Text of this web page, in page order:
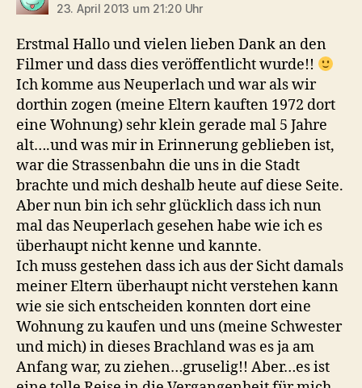
23. April 2013 um 21:20 Uhr
Erstmal Hallo und vielen lieben Dank an den
Filmer und dass dies veröffentlicht wurde!!
Ich komme aus Neuperlach und war als wir
dorthin zogen (meine Eltern kauften 1972 dort
eine Wohnung) sehr klein gerade mal 5 Jahre
alt….und was mir in Erinnerung geblieben ist,
war die Strassenbahn die uns in die Stadt
brachte und mich deshalb heute auf diese Seite.
Aber nun bin ich sehr glücklich dass ich nun
mal das Neuperlach gesehen habe wie ich es
überhaupt nicht kenne und kannte.
Ich muss gestehen dass ich aus der Sicht damals
meiner Eltern überhaupt nicht verstehen kann
wie sie sich entscheiden konnten dort eine
Wohnung zu kaufen und uns (meine Schwester
und mich) in dieses Brachland was es ja am
Anfang war, zu ziehen…gruselig!! Aber…es ist